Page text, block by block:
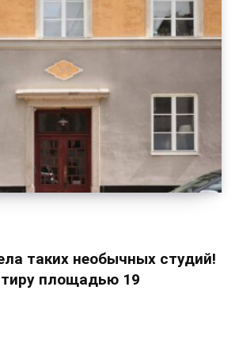
таких необычных студий!
площадью 19